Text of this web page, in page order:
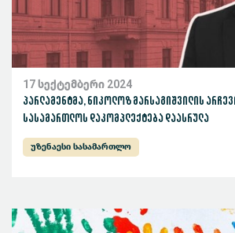
17 სექტემბერი 2024
პარლამენტმა, ნიკოლოზ მარსაგიშვილის
სასამართლოს დაკომპლექტება დაასრულა
უზენაესი სასამართლო